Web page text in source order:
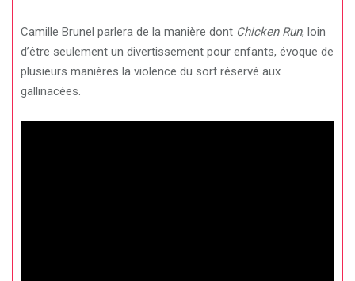
Camille Brunel parlera de la manière dont Chicken Run, loin
d’être seulement un divertissement pour enfants, évoque de
plusieurs manières la violence du sort réservé aux
gallinacées.